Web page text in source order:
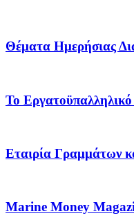
Θέματα Ημερήσιας
Το Εργατοϋπαλληλικό
Εταιρία Γραμμάτων
Marine Money